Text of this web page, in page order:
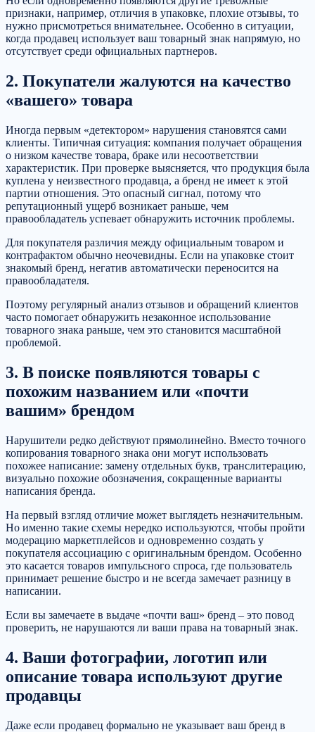
признаки, например, отличия в упаковке, плохие отзывы, то
нужно присмотреться внимательнее. Особенно в ситуации,
когда продавец использует ваш товарный знак напрямую, но
отсутствует среди официальных партнеров.
2. Покупатели жалуются на качество
«вашего» товара
Иногда первым «детектором» нарушения становятся сами
клиенты. Типичная ситуация: компания получает обращения
о низком качестве товара, браке или несоответствии
характеристик. При проверке выясняется, что продукция была
куплена у неизвестного продавца, а бренд не имеет к этой
партии отношения. Это опасный сигнал, потому что
репутационный ущерб возникает раньше, чем
правообладатель успевает обнаружить источник проблемы.
Для покупателя различия между официальным товаром и
контрафактом обычно неочевидны. Если на упаковке стоит
знакомый бренд, негатив автоматически переносится на
правообладателя.
Поэтому регулярный анализ отзывов и обращений клиентов
часто помогает обнаружить незаконное использование
товарного знака раньше, чем это становится масштабной
проблемой.
3. В поиске появляются товары с
похожим названием или «почти
вашим» брендом
Нарушители редко действуют прямолинейно. Вместо точного
копирования товарного знака они могут использовать
похожее написание: замену отдельных букв, транслитерацию,
визуально похожие обозначения, сокращенные варианты
написания бренда.
На первый взгляд отличие может выглядеть незначительным.
Но именно такие схемы нередко используются, чтобы пройти
модерацию маркетплейсов и одновременно создать у
покупателя ассоциацию с оригинальным брендом. Особенно
это касается товаров импульсного спроса, где пользователь
принимает решение быстро и не всегда замечает разницу в
написании.
Если вы замечаете в выдаче «почти ваш» бренд – это повод
проверить, не нарушаются ли ваши права на товарный знак.
4. Ваши фотографии, логотип или
описание товара используют другие
продавцы
Даже если продавец формально не указывает ваш бренд в